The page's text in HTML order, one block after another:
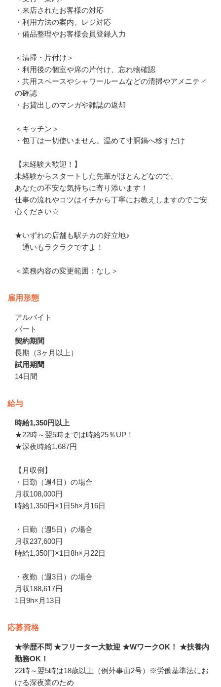
・来店されたお客様の対応
・利用方法の案内、レジ対応
・備品整理やお客様会員登録入力
＜清掃・片付け＞
・利用後の個室や席の片付け、忘れ物確認
・共用スペースやシャワールームなどの清掃やアメニティ
の確認
・お貸出しのマンガや雑誌の返却
＜キッチン＞
・包丁は一切使いません。温めて寸胴鍋へ移すだけ
【未経験大歓迎！】
未経験からスタートした先輩がほとんどなので、
あなたの不安な気持ちに寄り添います！
仕事の流れやコツはイチから丁寧にお教えしますのでご安
心ください☆
★いずれの店舗も駅チカの好立地♪
通いもラクラクですよ！
＜業務内容の変更範囲：なし＞
雇用形態
アルバイト
パート
契約期間
長期（3ヶ月以上）
試用期間
14日間
給与
時給1,350円以上
★22時～翌5時までは時給25％UP！
★深夜時給1,687円
【月収例】
・日勤（週4日）の場合
月収108,000円
時給1,350円×1日5h×月16日
・日勤（週5日）の場合
月収237,600円
時給1,350円×1日8h×月22日
・夜勤（週3日）の場合
月収188,617円
1日9h×月13日
応募資格
★学歴不問 ★フリーター大歓迎 ★WワークOK！ ★扶養内
勤務OK！
22時～翌5時は18歳以上（例外事由2号）※労働基準法にお
ける深夜業のため